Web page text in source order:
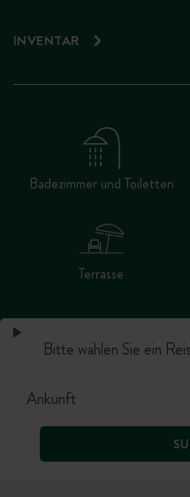
INVENTAR
Badezimmer und Toiletten
Terrasse